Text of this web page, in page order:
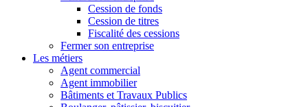
Cession de fonds
Cession de titres
Fiscalité des cessions
Fermer son entreprise
Les métiers
Agent commercial
Agent immobilier
Bâtiments et Travaux Publics